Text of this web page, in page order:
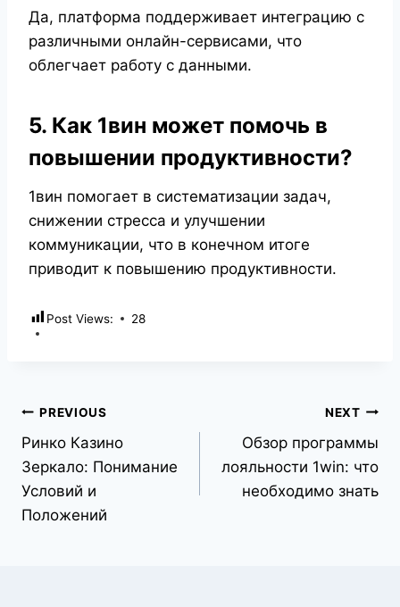
Да, платформа поддерживает интеграцию с
различными онлайн-сервисами, что
облегчает работу с данными.
5. Как 1вин может помочь в
повышении продуктивности?
1вин помогает в систематизации задач,
снижении стресса и улучшении
коммуникации, что в конечном итоге
приводит к повышению продуктивности.
Post Views: 28
PREVIOUS
Pинко Казино
Зеркало: Понимание
Условий и
Положений
NEXT
Обзор программы
лояльности 1win: что
необходимо знать